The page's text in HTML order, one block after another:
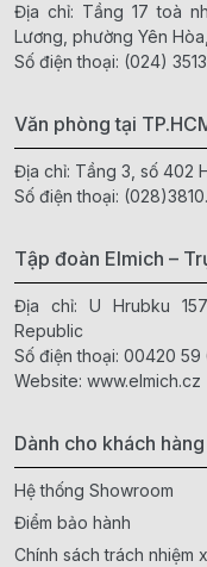
Địa chỉ: Tầng 17 toà
Lương, phường Yên
Số điện thoại: (024)
Văn phòng tại
Địa chỉ: Tầng 3, số 402
Số điện thoại:
Tập đoàn Elmich –
Địa chỉ: U Hrubku
Republic
Số điện thoại: 00420 59
Website: www.elmich.cz
Dành cho khách hàng
Hệ thống Showroom
Điểm bảo hành
Chính sách trách nhiệm